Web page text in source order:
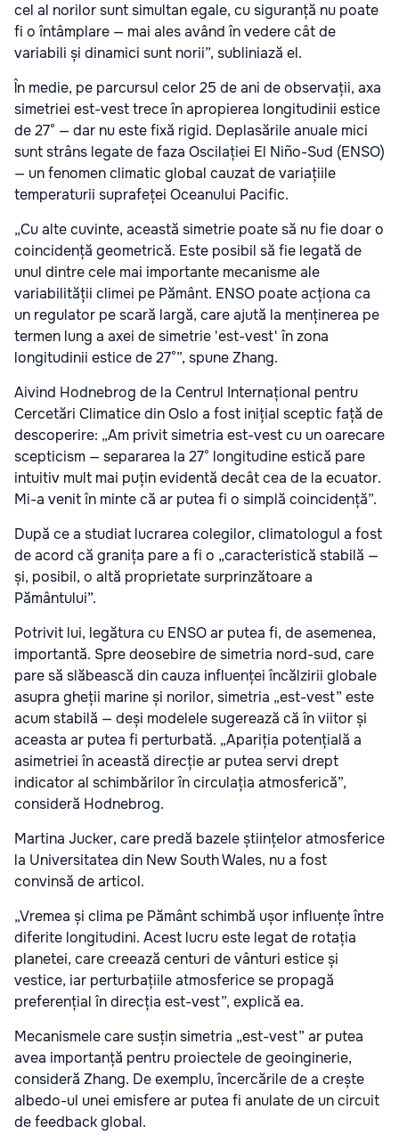
cel al norilor sunt simultan egale, cu siguranță nu poate
fi o întâmplare — mai ales având în vedere cât de
variabili și dinamici sunt norii”, subliniază el.
În medie, pe parcursul celor 25 de ani de observații, axa
simetriei est-vest trece în apropierea longitudinii estice
de 27° — dar nu este fixă rigid. Deplasările anuale mici
sunt strâns legate de faza Oscilației El Niño-Sud (ENSO)
— un fenomen climatic global cauzat de variațiile
temperaturii suprafeței Oceanului Pacific.
„Cu alte cuvinte, această simetrie poate să nu fie doar o
coincidență geometrică. Este posibil să fie legată de
unul dintre cele mai importante mecanisme ale
variabilității climei pe Pământ. ENSO poate acționa ca
un regulator pe scară largă, care ajută la menținerea pe
termen lung a axei de simetrie 'est-vest' în zona
longitudinii estice de 27°”, spune Zhang.
Aivind Hodnebrog de la Centrul Internațional pentru
Cercetări Climatice din Oslo a fost inițial sceptic față de
descoperire: „Am privit simetria est-vest cu un oarecare
scepticism — separarea la 27° longitudine estică pare
intuitiv mult mai puțin evidentă decât cea de la ecuator.
Mi-a venit în minte că ar putea fi o simplă coincidență”.
După ce a studiat lucrarea colegilor, climatologul a fost
de acord că granița pare a fi o „caracteristică stabilă —
și, posibil, o altă proprietate surprinzătoare a
Pământului”.
Potrivit lui, legătura cu ENSO ar putea fi, de asemenea,
importantă. Spre deosebire de simetria nord-sud, care
pare să slăbească din cauza influenței încălzirii globale
asupra gheții marine și norilor, simetria „est-vest” este
acum stabilă — deși modelele sugerează că în viitor și
aceasta ar putea fi perturbată. „Apariția potențială a
asimetriei în această direcție ar putea servi drept
indicator al schimbărilor în circulația atmosferică”,
consideră Hodnebrog.
Martina Jucker, care predă bazele științelor atmosferice
la Universitatea din New South Wales, nu a fost
convinsă de articol.
„Vremea și clima pe Pământ schimbă ușor influențe între
diferite longitudini. Acest lucru este legat de rotația
planetei, care creează centuri de vânturi estice și
vestice, iar perturbațiile atmosferice se propagă
preferențial în direcția est-vest”, explică ea.
Mecanismele care susțin simetria „est-vest” ar putea
avea importanță pentru proiectele de geoinginerie,
consideră Zhang. De exemplu, încercările de a crește
albedo-ul unei emisfere ar putea fi anulate de un circuit
de feedback global.